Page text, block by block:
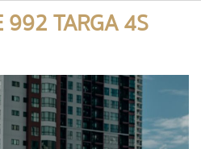
992 TARGA 4S